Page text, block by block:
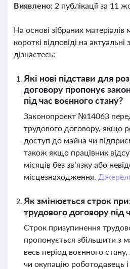
Виявлено: 2 публікації за 11
На основі зібраних
короткі відповіді на
дізнаєтесь:
Які нові підстави для
договору пропонує
під час воєнного стану?
Законопроєкт №14063
трудового договору, якщо
доступ до майна чи
також якщо працівник
місяців без зв’язку або
місцезнаходження.
Як змінюється строк
трудового договору під
Строк призупинення
пропонується збільшити з
весь період воєнного
чи окупацію роботодавець